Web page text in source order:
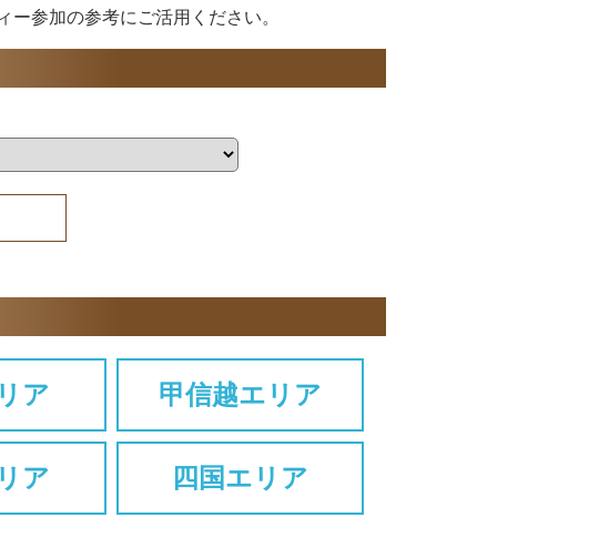
参加の参考にご活用ください。
ア 甲信越エリア
ア 四国エリア